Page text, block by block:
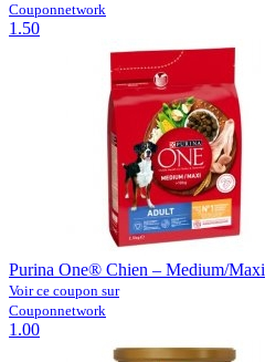
Couponnetwork
1.50
Purina One® Chien – Medium/Maxi
Voir ce coupon sur
Couponnetwork
1.00